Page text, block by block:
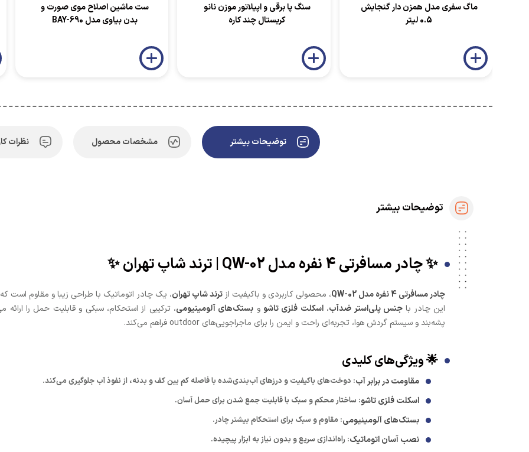
ماگ سفری مدل همزن دار گنجایش
0.5 لیتر
سنگ پا برقی و اپیلاتور موزن نانو
کریستال چند کاره
ست ماشین اصلاح موی صورت و
بدن بیاوی مدل BAY-690
توضیحات بیشتر مشخصات محصول نظرات
توضیحات بیشتر
✨ چادر مسافرتی 4 نفره مدل QW-02 | ترند شاپ تهران ✨
چادر مسافرتی 4 نفره مدل QW-02 ، محصولی کاربردی و باکیفیت ازترند شاپ تهران، یک چادر اتوماتیک با طراحی زیبا و مقاوم
این چادر باجنس پلی‌استر ضدآب،اسکلت فلزی تاشو و بستک‌های آلومینیومی
پشه‌بند و سیستم گردش هوا، تجربه‌ای راحت و ایمن را برای ماجراجویی‌های outdoor فراهم می‌کند.
🌟 ویژگی‌های کلیدی
مقاومت در برابر آب: دوخت‌های باکیفیت و درزهای آب‌بندی‌شده با فاصله کم بین کف و بدنه، از نفوذ آب جلوگیری می‌کند.
اسکلت فلزی تاشو: ساختار محکم و سبک با قابلیت جمع شدن برای حمل آسان.
بستک‌های آلومینیومی: مقاوم و سبک برای استحکام بیشتر چادر.
نصب آسان اتوماتیک: راه‌اندازی سریع و بدون نیاز به ابزار پیچیده.